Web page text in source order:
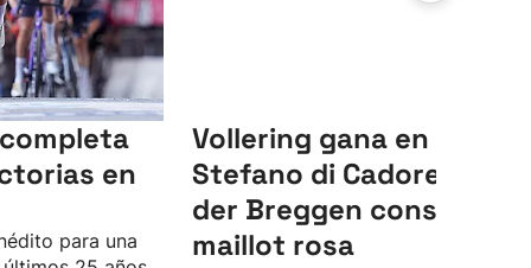
en
para una
Vollering gana en Santo
Stefano di Cadore y Van
der Breggen conserva el
maillot rosa